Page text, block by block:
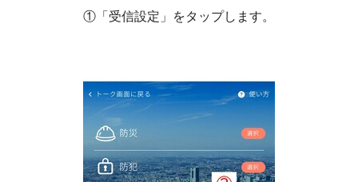
①「受信設定」をタップします。